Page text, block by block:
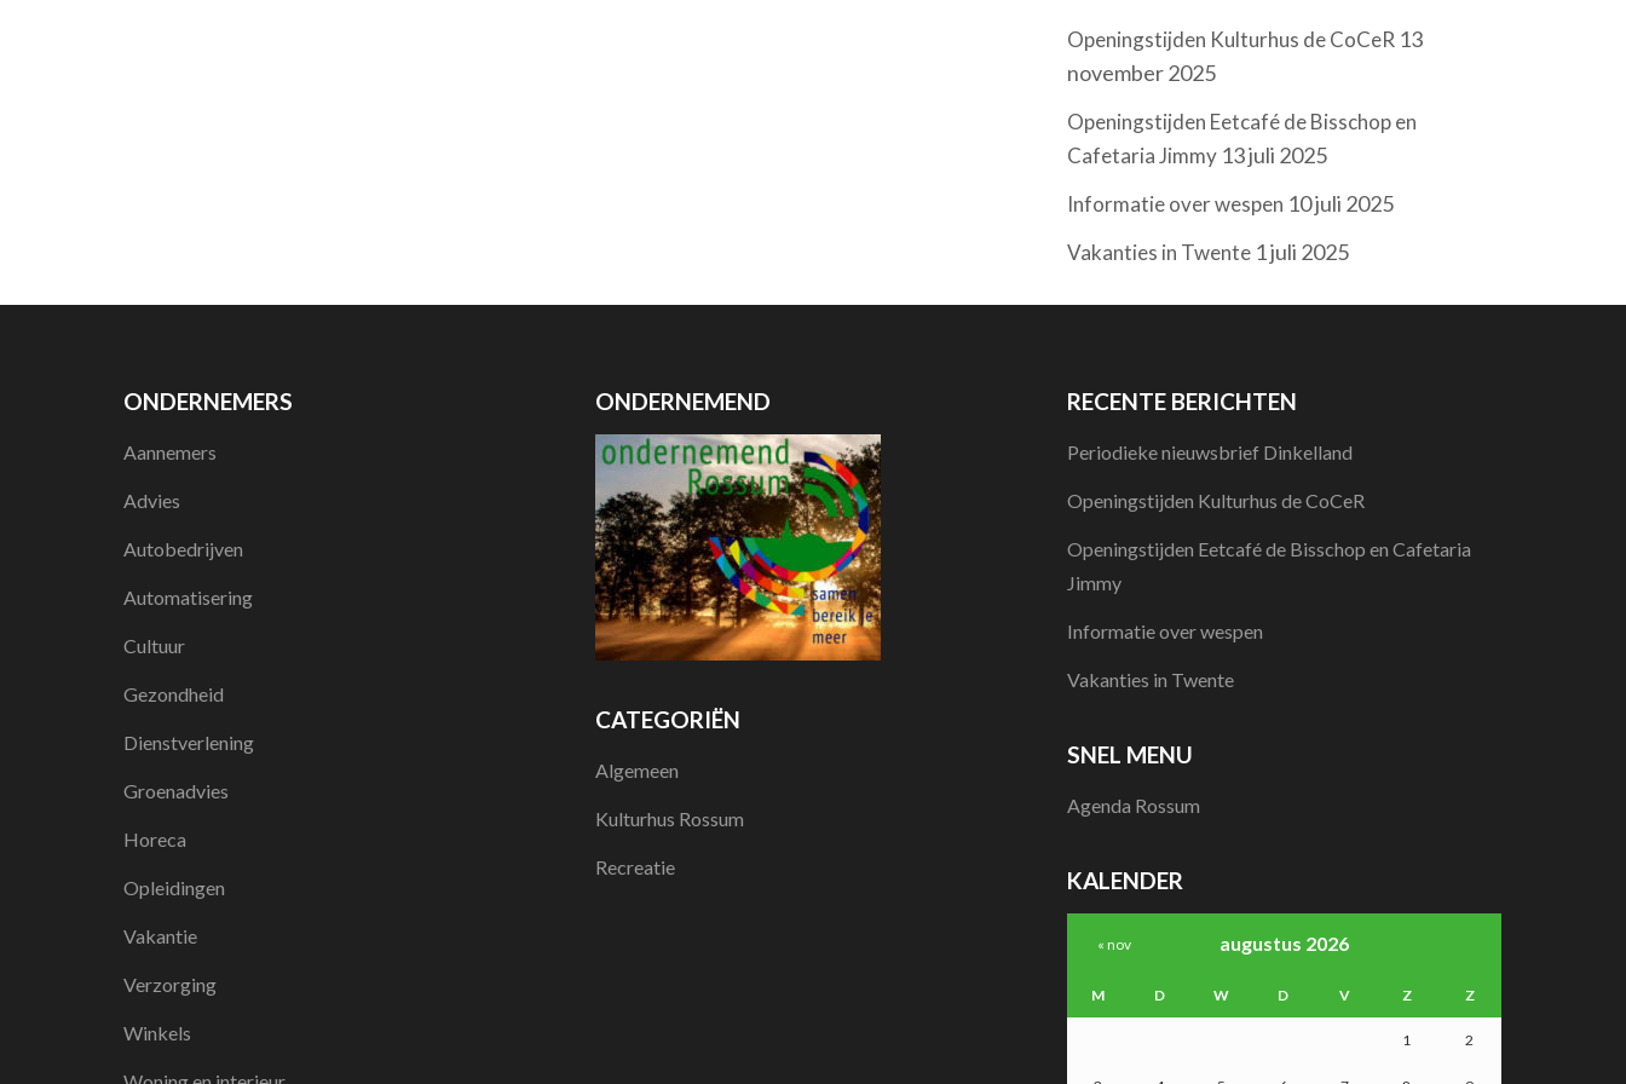
Openingstijden Kulturhus de CoCeR 13
november 2025
Openingstijden Eetcafé de Bisschop en
Cafetaria Jimmy 13 juli 2025
Informatie over wespen 10 juli 2025
Vakanties in Twente 1 juli 2025
ONDERNEMERS
Aannemers
Advies
Autobedrijven
Automatisering
Cultuur
Gezondheid
Dienstverlening
Groenadvies
Horeca
Opleidingen
Vakantie
Verzorging
Winkels
ONDERNEMEND
CATEGORIËN
Algemeen
Kulturhus Rossum
Recreatie
RECENTE BERICHTEN
Periodieke nieuwsbrief Dinkelland
Openingstijden Kulturhus de CoCeR
Openingstijden Eetcafé de Bisschop en Cafetaria
Jimmy
Informatie over wespen
Vakanties in Twente
SNEL MENU
Agenda Rossum
KALENDER
augustus 2026
M D W D V Z Z
1 2
« nov